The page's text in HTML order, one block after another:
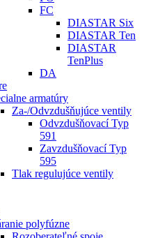
FC
DIASTAR Six
DIASTAR Ten
DIASTAR
TenPlus
DA
armatúry
Za-/Odvzdušňujúce ventily
Odvzdušňovací Typ
591
Zavzdušňovací Typ
595
Tlak regulujúce ventily
polyfúzne